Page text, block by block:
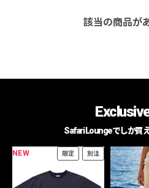
該当の商品が
Safari Loungeでしか買
NEW 限定 別注